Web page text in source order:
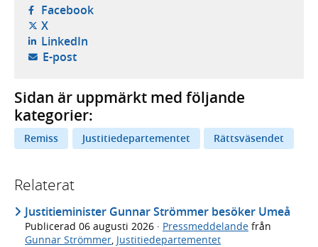
Facebook- öppnas i ny flik, extern webbplats,
X- öppnas i ny flik, extern webbplats,
LinkedIn- öppnas i ny flik, extern webbplats,
E-post- öppnar din e-postklient,
Sidan är uppmärkt med följande
kategorier:
Remiss Justitiedepartementet Rättsväsendet
Relaterat
Justitieminister Gunnar Strömmer besöker Umeå
Publicerad 06 augusti 2026 · Pressmeddelande från
Gunnar Strömmer Justitiedepartementet